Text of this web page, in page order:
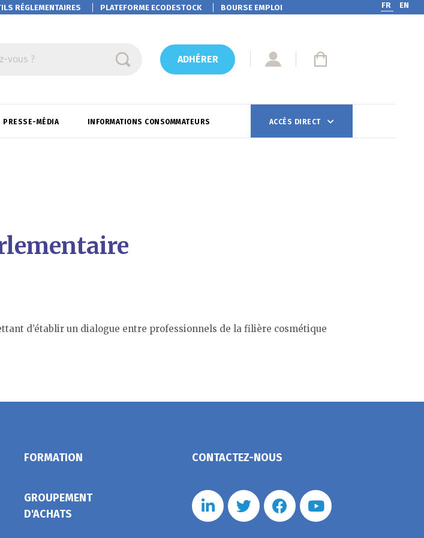
RÉGLEMENTAIRES PLATEFORMEECODESTOCK BOURSE EMPLOI FR EN
vous ? ADHÉRER
PRESSE-MÉDIA INFORMATIONS CONSOMMATEURS ACCÈS DIRECT
d’établir un dialogue entre professionnels de la filière cosmétique
FORMATION
GROUPEMENT
D'ACHATS
CONTACTEZ-NOUS